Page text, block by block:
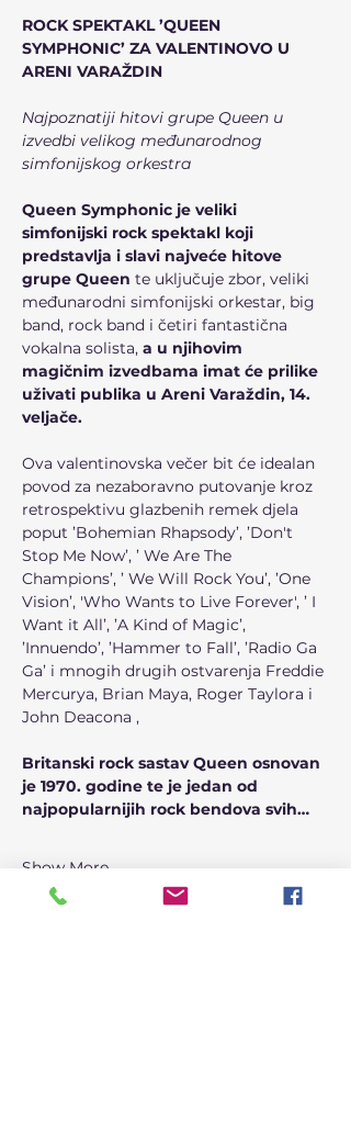
ROCK SPEKTAKL ’QUEEN
SYMPHONIC’ ZA VALENTINOVO U
ARENI VARAŽDIN
Najpoznatiji hitovi grupe Queen u
izvedbi velikog međunarodnog
simfonijskog orkestra
Queen Symphonic je veliki
simfonijski rock spektakl koji
predstavlja i slavi najveće hitove
grupe Queen te uključuje zbor, veliki
međunarodni simfonijski orkestar, big
band, rock band i četiri fantastična
vokalna solista, a u njihovim
magičnim izvedbama imat će prilike
uživati publika u Areni Varaždin, 14.
veljače.
Ova valentinovska večer bit će idealan
povod za nezaboravno putovanje kroz
retrospektivu glazbenih remek djela
poput ’Bohemian Rhapsody’, ’Don't
Stop Me Now’, ’ We Are The
Champions’, ’ We Will Rock You’, ’One
Vision’, 'Who Wants to Live Forever', ’ I
Want it All’, ’A Kind of Magic’,
’Innuendo’, ’Hammer to Fall’, ’Radio Ga
Ga’ i mnogih drugih ostvarenja Freddie
Mercurya, Brian Maya, Roger Taylora i
John Deacona ,
Britanski rock sastav Queen osnovan
je 1970. godine te je jedan od
najpopularnijih rock bendova svih…
Show More